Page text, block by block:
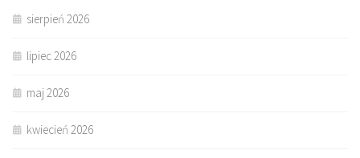
sierpień 2026
lipiec 2026
maj 2026
kwiecień 2026